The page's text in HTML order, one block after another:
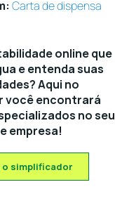
Carta de dispensa
online que
e entenda suas
Aqui no
você encontrará
no seu
empresa!
o simplificador